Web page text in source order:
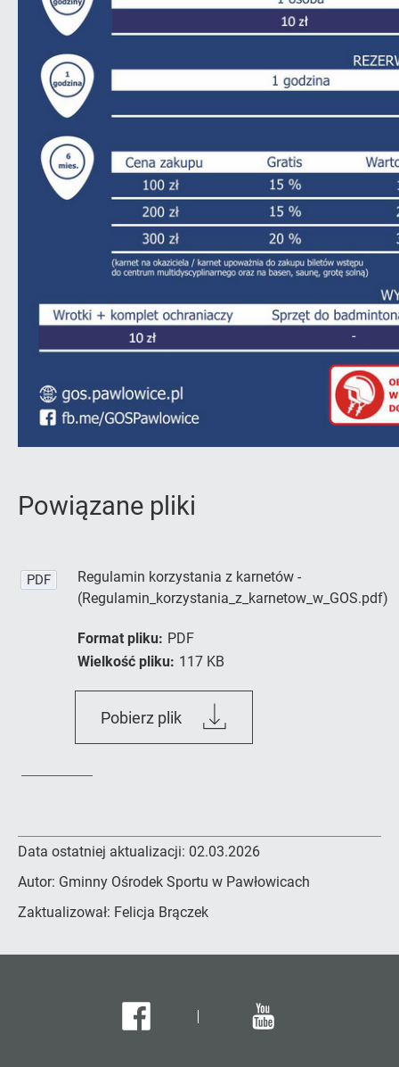
Powiązane pliki
PDF
Regulamin korzystania z karnetów -
(Regulamin_korzystania_z_karnetow_w_GOS.pdf)
Format pliku: PDF
Wielkość pliku: 117 KB
Pobierz plik
Data ostatniej aktualizacji: 02.03.2026
Autor: Gminny Ośrodek Sportu w Pawłowicach
Zaktualizował: Felicja Brączek
Facebook Youtube